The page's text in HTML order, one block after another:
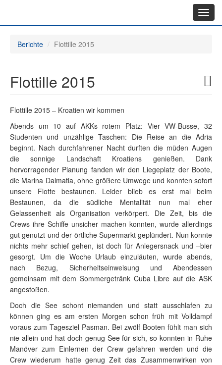
Berichte
Flottille 2015
Flottille 2015
Flottille 2015 – Kroatien wir kommen
Abends um 10 auf AKKs rotem Platz: Vier VW-Busse, 32
Studenten und unzählige Taschen: Die Reise an die Adria
beginnt. Nach durchfahrener Nacht durften die müden Augen
die sonnige Landschaft Kroatiens genießen. Dank
hervorragender Planung fanden wir den Liegeplatz der Boote,
die Marina Dalmatia, ohne größere Umwege und konnten sofort
unsere Flotte bestaunen. Leider blieb es erst mal beim
Bestaunen, da die südliche Mentalität nun mal eher
Gelassenheit als Organisation verkörpert. Die Zeit, bis die
Crews ihre Schiffe unsicher machen konnten, wurde allerdings
gut genutzt und der örtliche Supermarkt geplündert. Nun konnte
nichts mehr schief gehen, ist doch für Anlegersnack und –bier
gesorgt. Um die Woche Urlaub einzuläuten, wurde abends,
nach Bezug, Sicherheitseinweisung und Abendessen
gemeinsam mit dem Sommergetränk Cuba Libre auf die ASK
angestoßen.
Doch die See schont niemanden und statt ausschlafen zu
können ging es am ersten Morgen schon früh mit Volldampf
voraus zum Tagesziel Pasman. Bei zwölf Booten fühlt man sich
nie allein und hat doch genug See für sich, so konnten in Ruhe
Manöver zum Einlernen der Crew gefahren werden und die
Crew wiederum hatte genug Zeit das Zusammenwirken von